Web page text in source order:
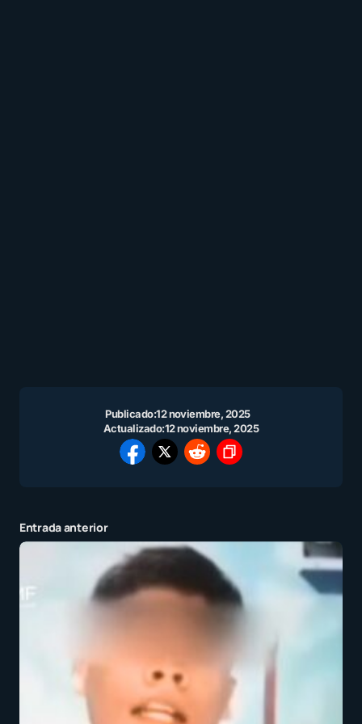
Publicado:12 noviembre, 2025
Actualizado:12 noviembre, 2025
Entrada anterior